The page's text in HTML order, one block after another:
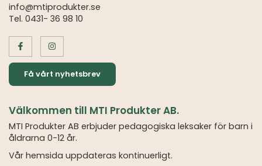
info@mtiprodukter.se
Tel. 0431- 36 98 10
Få vårt nyhetsbrev
Välkommen till MTI Produkter AB.
MTI Produkter AB erbjuder pedagogiska leksaker för barn i
åldrarna 0-12 år.
Vår hemsida uppdateras kontinuerligt.